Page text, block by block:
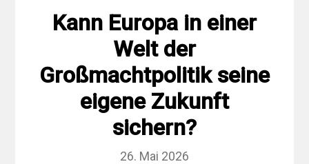
Kann Europa in einer
Welt der
Großmachtpolitik seine
eigene Zukunft
sichern?
26. Mai 2026